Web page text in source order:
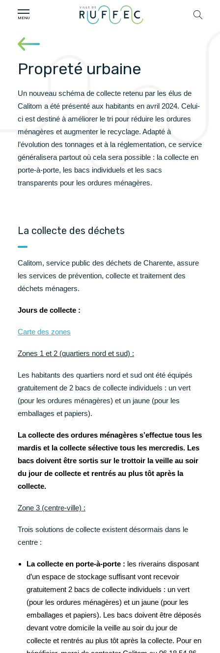
Propreté urbaine
Un nouveau schéma de collecte retenu par les élus de
Calitom a été présenté aux habitants en avril 2024. Celui-
ci est destiné à améliorer le tri pour réduire les ordures
ménagères et augmenter le recyclage. Adapté à
l’évolution des tonnages et à la réglementation, ce service
généralisera partout où cela sera possible : la collecte en
porte-à-porte, les bacs individuels et les sacs
transparents pour les ordures ménagères.
La collecte des déchets
Calitom, service public des déchets de Charente, assure
les services de prévention, collecte et traitement des
déchets ménagers.
Jours de collecte :
Carte des zones
Zones 1 et 2 (quartiers nord et sud) :
Les habitants des quartiers nord et sud ont été équipés
gratuitement de 2 bacs de collecte individuels : un vert
(pour les ordures ménagères) et un jaune (pour les
emballages et papiers).
La collecte des ordures ménagères s’effectue tous les
mardis et la collecte sélective tous les mercredis. Les
bacs doivent être sortis sur le trottoir la veille au soir
du jour de collecte et rentrés au plus tôt après la
collecte.
Zone 3 (centre-ville) :
Trois solutions de collecte existent désormais dans le
centre :
La collecte en porte-à-porte : les riverains disposant
d’un espace de stockage suffisant vont recevoir
gratuitement 2 bacs de collecte individuels : un vert
(pour les ordures ménagères) et un jaune (pour les
emballages et papiers). Les bacs doivent être déposés
devant votre domicile la veille au soir du jour de
collecte et rentrés au plus tôt après la collecte. Pour en